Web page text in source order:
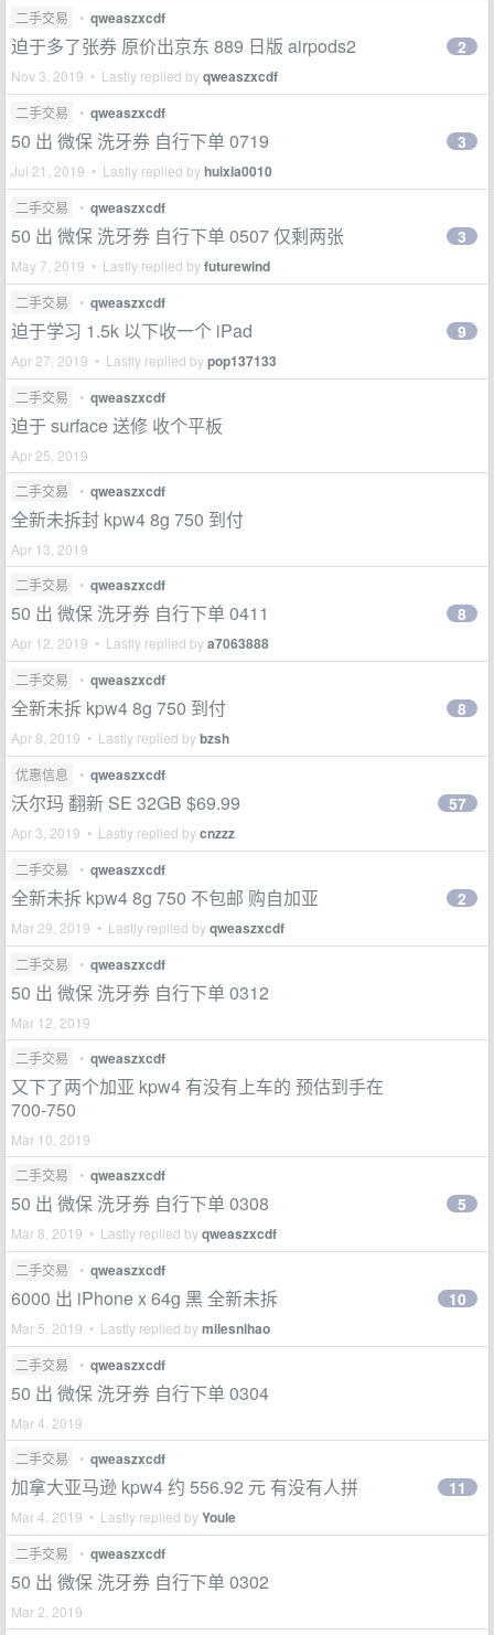
二手交易 • qweaszxcdf
迫于多了张券 原价出京东 889 日版 airpods2
Nov 3, 2019 • Lastly replied byqweaszxcdf
2
二手交易 • qweaszxcdf
50 出 微保 洗牙券 自行下单 0719
Jul 21, 2019 • Lastly replied byhuixia0010
3
二手交易 • qweaszxcdf
50 出 微保 洗牙券 自行下单 0507 仅剩两张
May 7, 2019 • Lastly replied byfuturewind
3
二手交易 • qweaszxcdf
迫于学习 1.5k 以下收一个 iPad
Apr 27, 2019 • Lastly replied bypop137133
9
二手交易 • qweaszxcdf
迫于 surface 送修 收个平板
Apr 25, 2019
二手交易
• qweaszxcdf
全新未拆封 kpw4 8g 750 到付
Apr 13, 2019
二手交易
• qweaszxcdf
50 出 微保 洗牙券 自行下单 0411
Apr 12, 2019 • Lastly replied bya7063888
8
二手交易 • qweaszxcdf
全新未拆 kpw4 8g 750 到付
Apr 8, 2019 • Lastly replied bybzsh
8
优惠信息 • qweaszxcdf
沃尔玛 翻新 SE 32GB $69.99
Apr 3, 2019 • Lastly replied bycnzzz
57
二手交易 • qweaszxcdf
全新未拆 kpw4 8g 750 不包邮 购自加亚
Mar 29, 2019 • Lastly replied byqweaszxcdf
2
二手交易 • qweaszxcdf
50 出 微保 洗牙券 自行下单 0312
Mar 12, 2019
二手交易
• qweaszxcdf
又下了两个加亚 kpw4 有没有上车的 预估到手在
700-750
Mar 10, 2019
二手交易
• qweaszxcdf
50 出 微保 洗牙券 自行下单 0308
Mar 8, 2019 • Lastly replied byqweaszxcdf
5
二手交易 • qweaszxcdf
6000 出 iPhone x 64g 黑 全新未拆
Mar 5, 2019 • Lastly replied bymilesnihao
10
二手交易 • qweaszxcdf
50 出 微保 洗牙券 自行下单 0304
Mar 4, 2019
二手交易
• qweaszxcdf
加拿大亚马逊 kpw4 约 556.92 元 有没有人拼
Mar 4, 2019 • Lastly replied byYoule
11
二手交易 • qweaszxcdf
50 出 微保 洗牙券 自行下单 0302
Mar 2, 2019